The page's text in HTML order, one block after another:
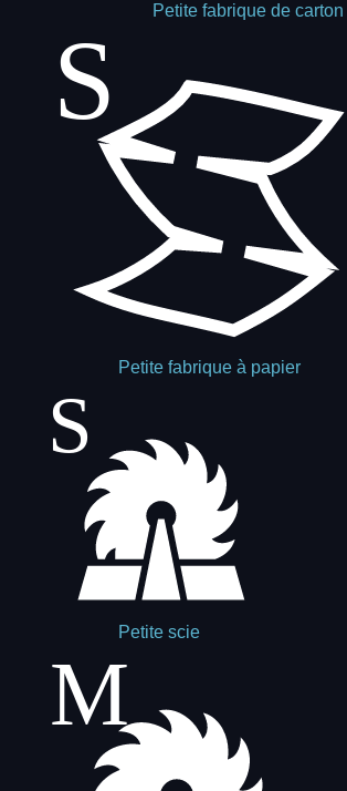
Petite fabrique de carton
Petite fabrique à papier
Petite scie